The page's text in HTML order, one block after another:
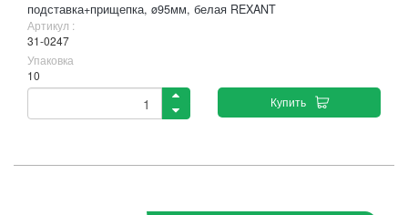
подставка+прищепка, ø95мм, белая REXANT
Артикул :
31-0247
Упаковка
10
Купить